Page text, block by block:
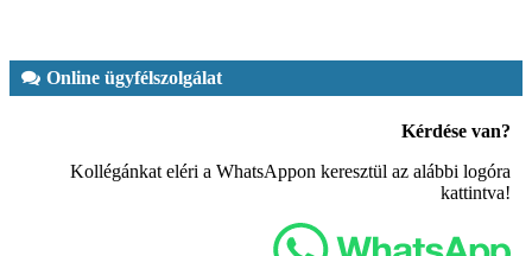
Online ügyfélszolgálat
Kérdése van?
Kollégánkat eléri a WhatsAppon keresztül az alábbi logóra
kattintva!